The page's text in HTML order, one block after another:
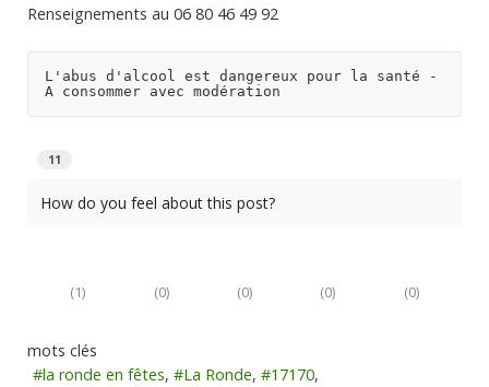
Renseignements au 06 80 46 49 92
L'abus d'alcool est dangereux pour la santé -
A consommer avec modération
11
How do you feel about this post?
(1) (0) (0) (0) (0)
mots clés
la ronde en fêtes
La Ronde
17170